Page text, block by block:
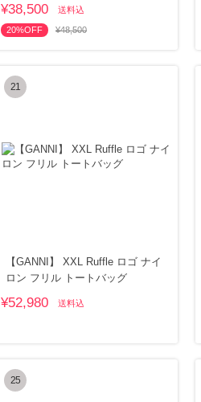
¥38,500 送料込
20%OFF ¥48,500
21
【GANNI】 XXL Ruffle ロゴ ナイ
ロン フリル トートバッグ
¥52,980 送料込
25